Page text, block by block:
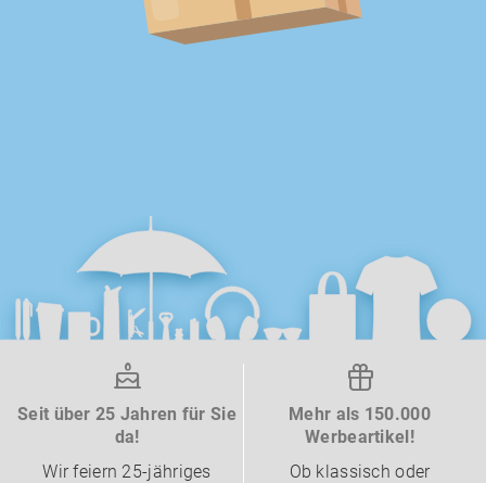
Seit über 25 Jahren für Sie
da!
Wir feiern 25-jähriges
Mehr als 150.000
Werbeartikel!
Ob klassisch oder